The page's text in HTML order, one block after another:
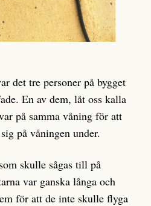
det tre personer på bygget
En av dem, låt oss kalla
på samma våning för att
på våningen under.
skulle sågas till på
var ganska långa och
för att de inte skulle flyga